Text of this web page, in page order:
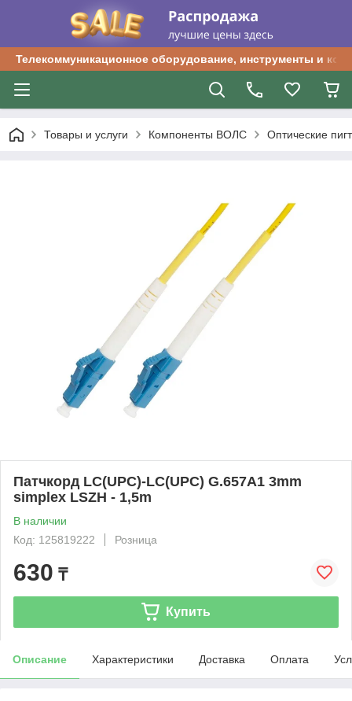
Телекоммуникационное оборудование, инструменты и
Товары и услуги Компоненты ВОЛС Оптические
Патчкорд LC(UPC)-LC(UPC) G.657A1 3mm
simplex LSZH - 1,5m
В наличии
Код: 125819222
Розница
630 ₸
Купить
Описание Характеристики Доставка Оплата